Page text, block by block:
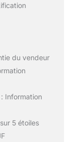
à
un
votre
les
vitesse,
à pied
du vendeur
Information
5 étoiles